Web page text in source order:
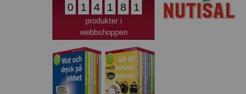
0 1 4 1 8 1
produkter i
webbshoppen